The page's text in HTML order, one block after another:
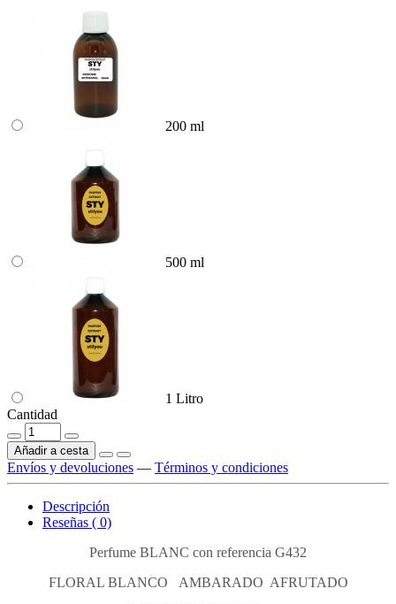
200 ml
500 ml
1 Litro
Cantidad
Añadir a cesta
Envíos y devoluciones — Términos y condiciones
Descripción
Reseñas ( 0)
Perfume BLANC con referencia G432
FLORAL BLANCO AMBARADO AFRUTADO